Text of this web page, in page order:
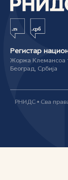
Регистар
Жоржа Клемансоа
Београд, Србија
РНИДС • Сва